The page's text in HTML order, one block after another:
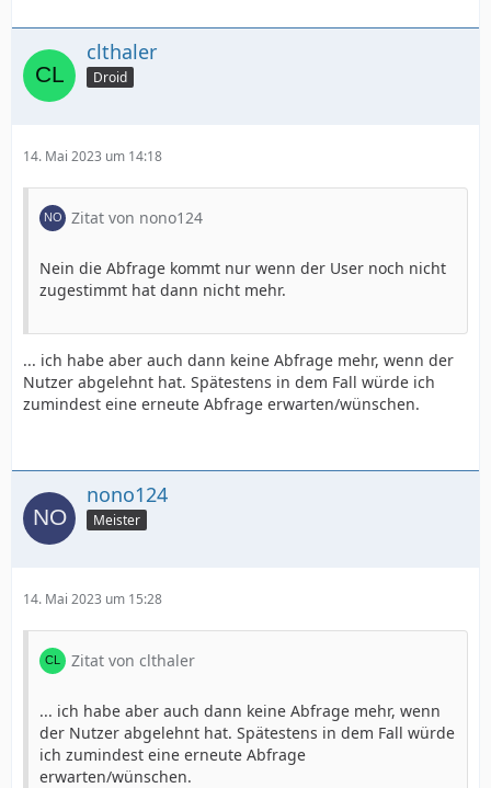
clthaler
Droid
14. Mai 2023 um 14:18
Zitat von nono124
Nein die Abfrage kommt nur wenn der User noch nicht
zugestimmt hat dann nicht mehr.
... ich habe aber auch dann keine Abfrage mehr, wenn der
Nutzer abgelehnt hat. Spätestens in dem Fall würde ich
zumindest eine erneute Abfrage erwarten/wünschen.
nono124
Meister
14. Mai 2023 um 15:28
Zitat von clthaler
... ich habe aber auch dann keine Abfrage mehr, wenn
der Nutzer abgelehnt hat. Spätestens in dem Fall würde
ich zumindest eine erneute Abfrage
erwarten/wünschen.